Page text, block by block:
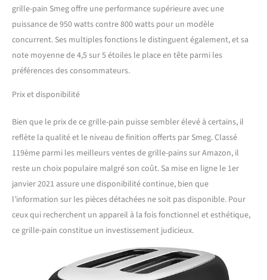
grille-pain Smeg offre une performance supérieure avec une
puissance de 950 watts contre 800 watts pour un modèle
concurrent. Ses multiples fonctions le distinguent également, et sa
note moyenne de 4,5 sur 5 étoiles le place en tête parmi les
préférences des consommateurs.
Prix et disponibilité
Bien que le prix de ce grille-pain puisse sembler élevé à certains, il
reflète la qualité et le niveau de finition offerts par Smeg. Classé
119ème parmi les meilleurs ventes de grille-pains sur Amazon, il
reste un choix populaire malgré son coût. Sa mise en ligne le 1er
janvier 2021 assure une disponibilité continue, bien que
l’information sur les pièces détachées ne soit pas disponible. Pour
ceux qui recherchent un appareil à la fois fonctionnel et esthétique,
ce grille-pain constitue un investissement judicieux.